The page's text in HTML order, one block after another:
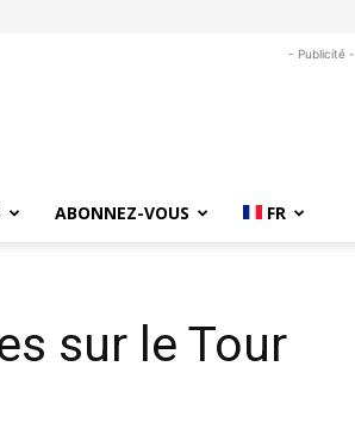
- Publicité -
ABONNEZ-VOUS FR
sur le Tour